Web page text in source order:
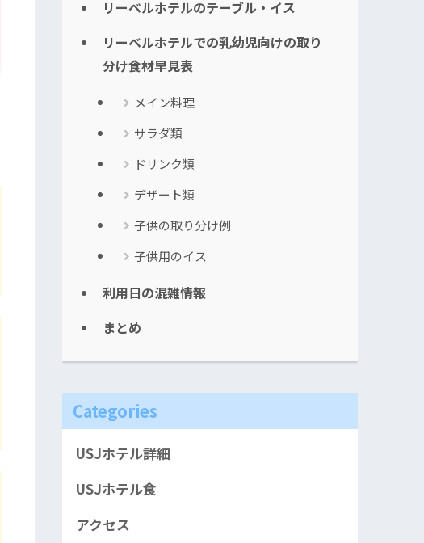
リーベルホテルのテーブル・イス
リーベルホテルでの乳幼児向けの取り
分け食材早見表
メイン料理
サラダ類
ドリンク類
デザート類
子供の取り分け例
子供用のイス
利用日の混雑情報
まとめ
Categories
USJホテル詳細
USJホテル食
アクセス